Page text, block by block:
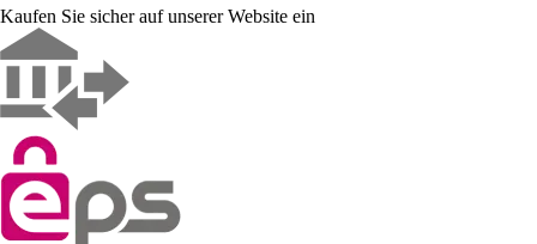
Kaufen Sie sicher auf unserer Website ein